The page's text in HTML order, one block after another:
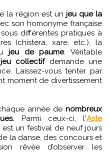
la région est un jeu que la
son homonyme française
différentes pratiques à
(chistera, xare, etc.), la
jeu de paume. Véritable
collectifdemande une
Laissez-vous tenter par
moment de divertissement
année de nombreux
Parmi ceux-ci, l'Aste
est un festival de neuf jours
la danse, des concours et
rêvée d’observer les